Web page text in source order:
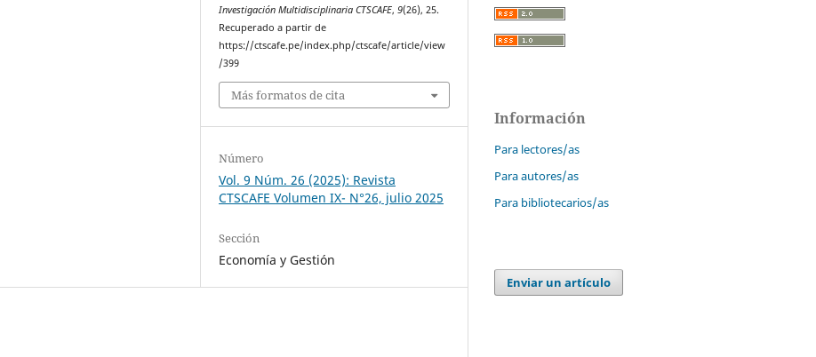
Investigación Multidisciplinaria CTSCAFE,9(26), 25.
Recuperado a partir de
https://ctscafe.pe/index.php/ctscafe/article/view
/399
Más formatos de cita
Número
Vol. 9 Núm. 26 (2025): Revista
CTSCAFE Volumen IX- N°26, julio 2025
Sección
Economía y Gestión
Información
Para lectores/as
Para autores/as
Para bibliotecarios/as
Enviar un artículo